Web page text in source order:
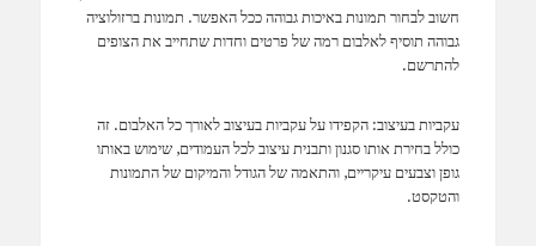
חשוב לבחור תמונות באיכות גבוהה ככל האפשר. תמונות ברזולוציה
גבוהה תוסיף לאלבום רמה של פרטים וחדות שתחייב את הצופים
להתרשם.
עקביות בעיצוב: הקפידו על עקביות בעיצוב לאורך כל האלבום. זה
כולל בחירת אותו סגנון ותבנית עיצוב לכל העמודים, שימוש באותו
גופן וצבעים עיקריים, והתאמה של הגודל והמיקום של התמונות
והטקסט.